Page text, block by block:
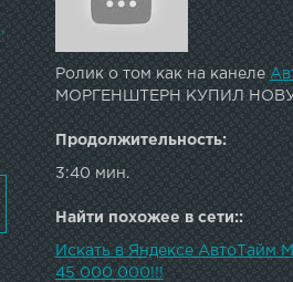
Ролик о том как на канеле
МОРГЕНШТЕРН КУПИЛ
Продолжительность:
3:40 мин.
Найти похожее в сети::
Искать в Яндексе
45 000 000!!!